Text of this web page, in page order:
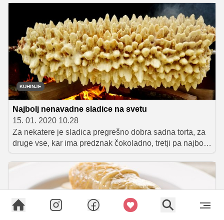
Tekmovalce bodo ocenile največje mednarodne in
domače kulinarične zvezde, pridružil se jim bo tudi
valižanski princ Charles, izzvani pa bodo, da ustvarijo
okusne avstralske jedi.
KUHINJE
Najbolj nenavadne sladice na svetu
15. 01. 2020 10.28
Za nekatere je sladica pregrešno dobra sadna torta, za
druge vse, kar ima predznak čokoladno, tretji pa najbolj
uživajo v piškotih. No, vsaj tako je pri nas. V nekaterih
državah sladica ne predstavlja ravno tega, kar si mi
predstavljamo pod tem imenom, kar pa seveda ne
pomeni, da ni dobro. Če ste obiskali vsaj kakšen bolj
eksotičen del sveta, ste na katero od naštetih morda že
naleteli.